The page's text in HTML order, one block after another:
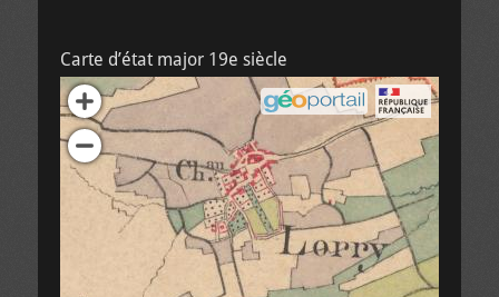
Carte d’état major 19e siècle